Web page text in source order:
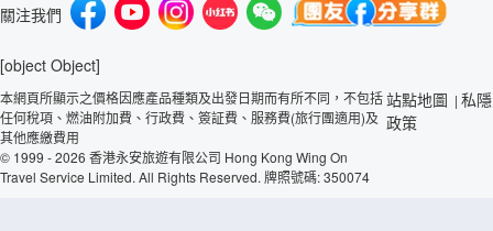
關注我們
[object Object]
本網頁所顯示之價格因應產品種類及出發日期而有所不同，不包括
任何稅項、燃油附加費、行政費、簽証費、服務費(旅行團適用)及
其他應繳費用
© 1999 - 2026 香港永安旅遊有限公司 Hong Kong Wing On
Travel Service Limited. All Rights Reserved. 牌照號碼: 350074
站點地圖 | 私隱
政策